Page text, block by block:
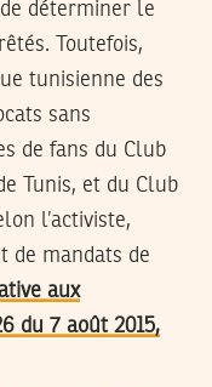
de déterminer le
Toutefois,
tunisienne des
sans
de fans du Club
Tunis, et du Club
l’activiste,
de mandats de
aux
du 7 août 2015,